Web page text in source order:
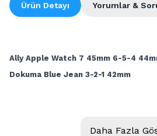
Ürün Detayı Yorumlar &
Ally Apple Watch 7 45mm 6-5-4
Dokuma Blue Jean 3-2-1 42mm
Daha Fazla